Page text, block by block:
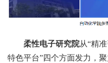
柔性电子研究院从“精
特色平台”四个方面发力，